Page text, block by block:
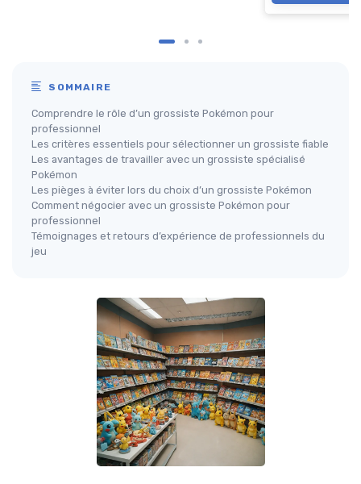
SOMMAIRE
Comprendre le rôle d’un grossiste Pokémon pour
professionnel
Les critères essentiels pour sélectionner un grossiste fiable
Les avantages de travailler avec un grossiste spécialisé
Pokémon
Les pièges à éviter lors du choix d’un grossiste Pokémon
Comment négocier avec un grossiste Pokémon pour
professionnel
Témoignages et retours d’expérience de professionnels du
jeu